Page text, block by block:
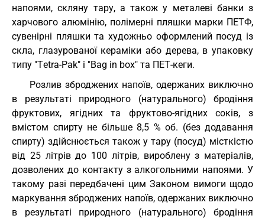
напоями, скляну тару, а також у металеві банки з
харчового алюмінію, полімерні пляшки марки ПЕТФ,
сувенірні пляшки та художньо оформлений посуд із
скла, глазурованої кераміки або дерева, в упаковку
типу "Тetra-Pak" і "Bag in box" та ПЕТ-кеги.
Розлив зброджених напоїв, одержаних виключно
в результаті природного (натурального) бродіння
фруктових, ягідних та фруктово-ягідних соків, з
вмістом спирту не більше 8,5 % об. (без додавання
спирту) здійснюється також у тару (посуд) місткістю
від 25 літрів до 100 літрів, вироблену з матеріалів,
дозволених до контакту з алкогольними напоями. У
такому разі передбачені цим Законом вимоги щодо
маркування зброджених напоїв, одержаних виключно
в результаті природного (натурального) бродіння